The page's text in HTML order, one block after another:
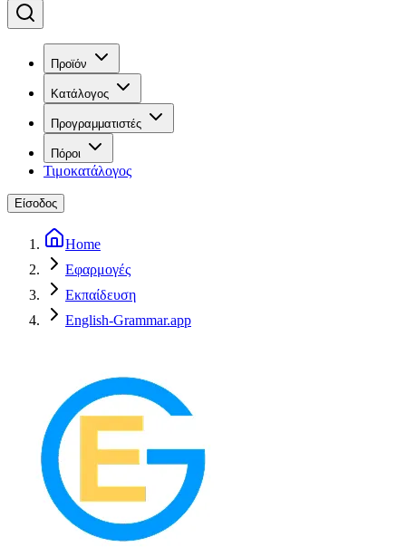
Προϊόν
Κατάλογος
Προγραμματιστές
Πόροι
Τιμοκατάλογος
Είσοδος
Home
Εφαρμογές
Εκπαίδευση
English-Grammar.app